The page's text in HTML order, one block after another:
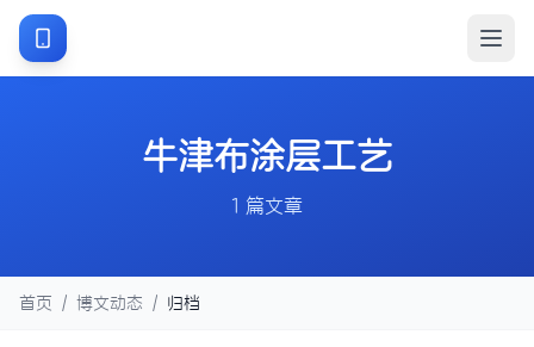
牛津布涂层工艺
1 篇文章
首页 / 博文动态 / 归档